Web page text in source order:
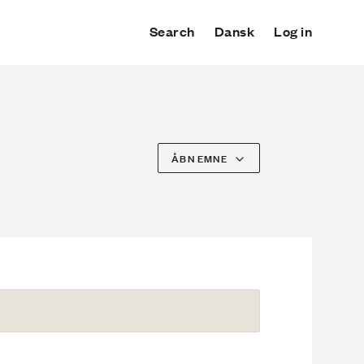
Search Dansk Log in
ÅBN EMNE